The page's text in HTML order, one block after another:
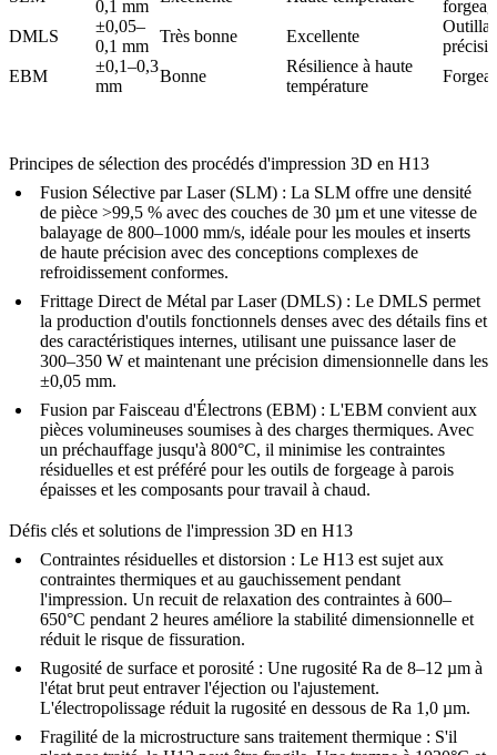
0,1 mm
DMLS
±0,05–
0,1 mm
Très bonne Excellente
EBM
±0,1–0,3
mm
Bonne
Résilience à haute
température
Principes de sélection des procédés d'impression 3D en H13
Fusion Sélective par Laser (SLM) : La SLM offre une densité
de pièce >99,5 % avec des couches de 30 µm et une vitesse de
balayage de 800–1000 mm/s, idéale pour les moules et inserts
de haute précision avec des conceptions complexes de
refroidissement conformes.
Frittage Direct de Métal par Laser (DMLS) : Le DMLS permet
la production d'outils fonctionnels denses avec des détails fins et
des caractéristiques internes, utilisant une puissance laser de
300–350 W et maintenant une précision dimensionnelle dans les
±0,05 mm.
Fusion par Faisceau d'Électrons (EBM) : L'EBM convient aux
pièces volumineuses soumises à des charges thermiques. Avec
un préchauffage jusqu'à 800°C, il minimise les contraintes
résiduelles et est préféré pour les outils de forgeage à parois
épaisses et les composants pour travail à chaud.
Défis clés et solutions de l'impression 3D en H13
Contraintes résiduelles et distorsion : Le H13 est sujet aux
contraintes thermiques et au gauchissement pendant
l'impression. Un recuit de relaxation des contraintes à 600–
650°C pendant 2 heures améliore la stabilité dimensionnelle et
réduit le risque de fissuration.
Rugosité de surface et porosité : Une rugosité Ra de 8–12 µm à
l'état brut peut entraver l'éjection ou l'ajustement.
L'électropolissage réduit la rugosité en dessous de Ra 1,0 µm.
Fragilité de la microstructure sans traitement thermique : S'il